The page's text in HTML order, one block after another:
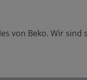
von Beko. Wir sind